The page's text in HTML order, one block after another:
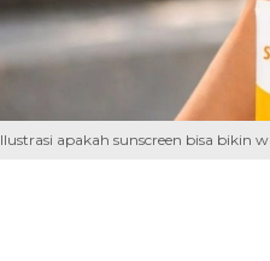
Ilustrasi apakah sunscreen bisa bikin